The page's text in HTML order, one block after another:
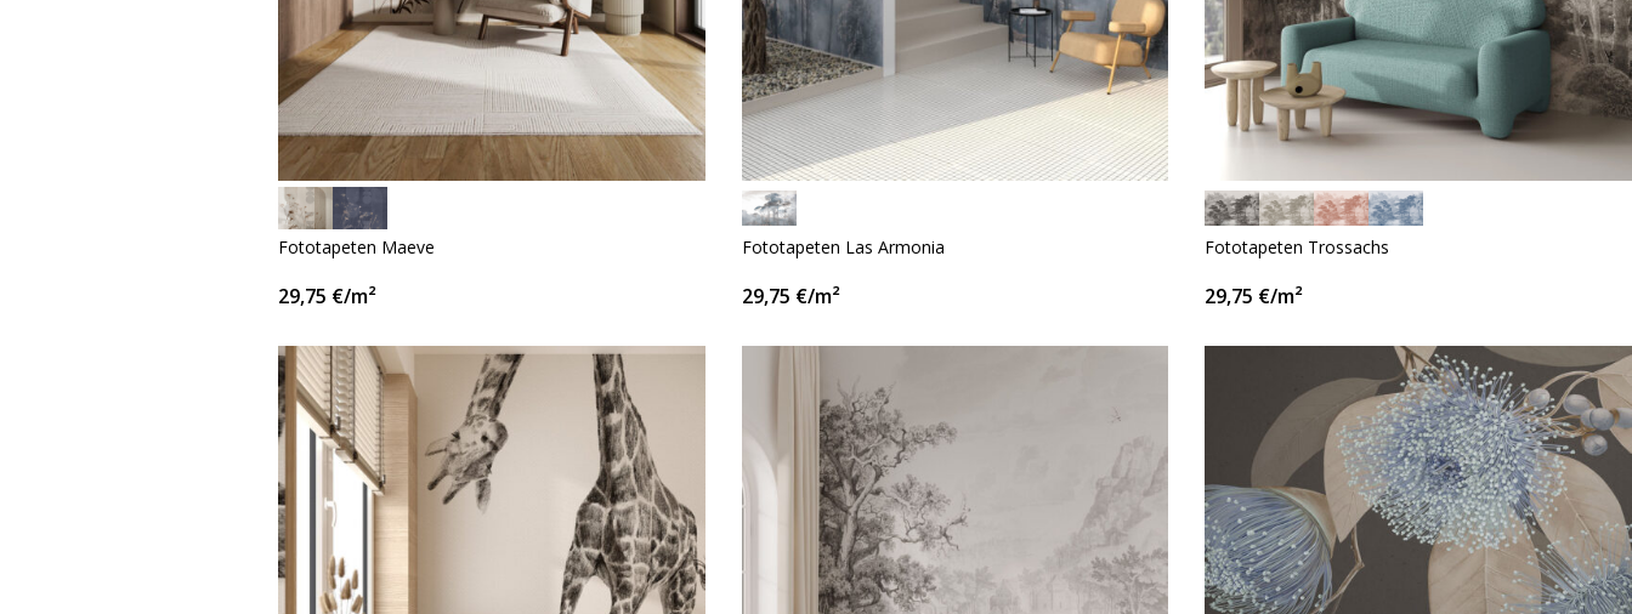
Fototapeten Maeve
29,75 €/m²
Fototapeten Las Armonia
29,75 €/m²
Fototapeten Trossachs
29,75 €/m²